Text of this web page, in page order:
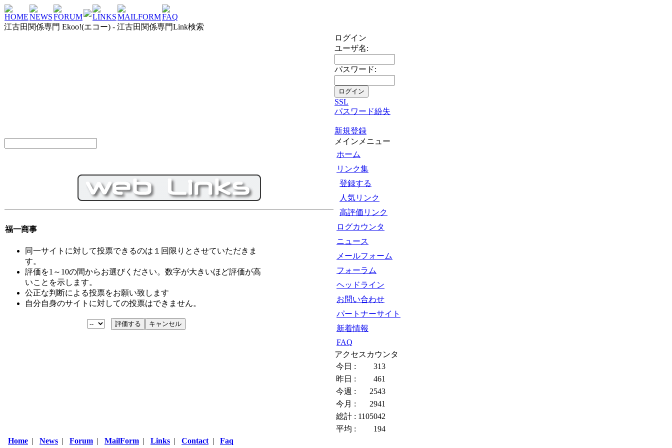
HOMENEWSFORUM LINKSMAILFORMFAQ
江古田関係専門 Ekoo!(エコー) - 江古田関係専門Link検索
福一商事
同一サイトに対して投票できるのは１回限りとさせていただきま
す。
評価を1～10の間からお選びください。数字が大きいほど評価が高
いことを示します。
公正な判断による投票をお願い致します
自分自身のサイトに対しての投票はできません。
ログイン
ユーザ名:
パスワード:
SSL
パスワード紛失
新規登録
メインメニュー
ホーム
リンク集
登録する
人気リンク
高評価リンク
ログカウンタ
ニュース
メールフォーム
フォーラム
ヘッドライン
お問い合わせ
パートナーサイト
新着情報
FAQ
アクセスカウンタ
今日 :
313
昨日 :
461
今週 :
2543
今月 :
2941
総計 : 1105042
平均 :
194
Home | News | Forum | MailForm | Links | Contact | Faq